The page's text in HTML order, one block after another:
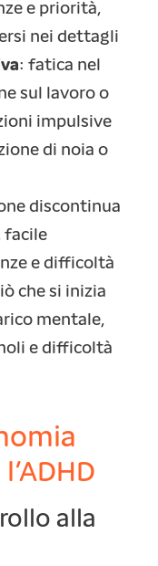
e priorità,
nei dettagli
: fatica nel
sul lavoro o
impulsive
di noia o
discontinua
facile
e difficoltà
che si inizia
mentale,
e difficoltà
alla